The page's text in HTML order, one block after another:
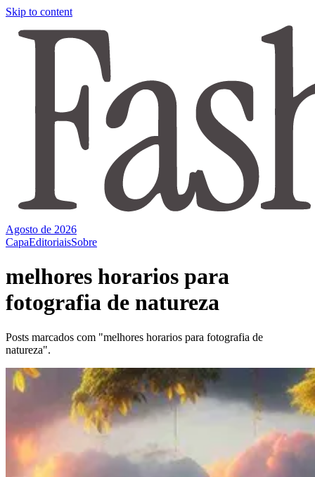
Skip to content
Agosto de 2026
CapaEditoriaisSobre
melhores horarios para
fotografia de natureza
Posts marcados com "melhores horarios para fotografia de
natureza".